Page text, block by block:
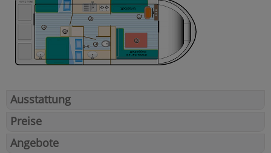
Ausstattung
Preise
Angebote